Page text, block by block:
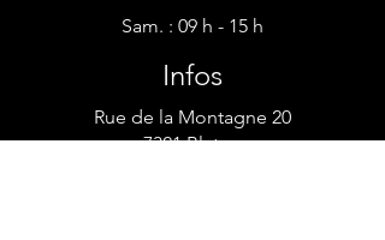
Sam. : 09 h - 15 h
Infos
Rue de la Montagne 20
7321 Blaton